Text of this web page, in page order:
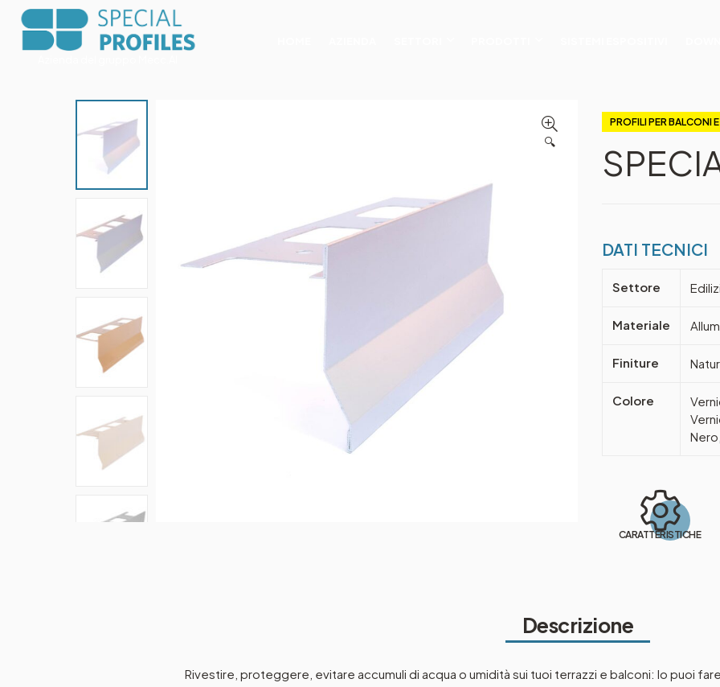
🔍
PROFILI PER BALCONI
DATI TECNICI
Settore
Materiale
Finiture
Colore
CARATTERISTICHE
Descrizione
Rivestire, proteggere, evitare accumuli di acqua o umidità sui tuoi terrazzi e balconi: lo puoi